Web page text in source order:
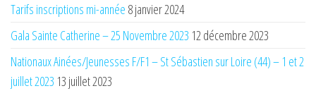
Tarifs inscriptions mi-année 8 janvier 2024
Gala Sainte Catherine – 25 Novembre 2023 12 décembre 2023
Nationaux Ainées/Jeunesses F/F1 – St Sébastien sur Loire (44) – 1 et 2
juillet 2023 13 juillet 2023